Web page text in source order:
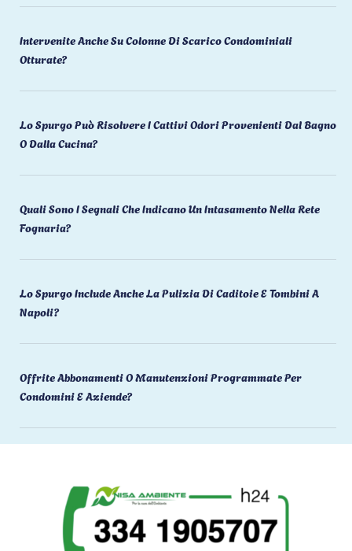
Intervenite Anche Su Colonne Di Scarico Condominiali
Otturate?
Lo Spurgo Può Risolvere I Cattivi Odori Provenienti Dal Bagno
O Dalla Cucina?
Quali Sono I Segnali Che Indicano Un Intasamento Nella Rete
Fognaria?
Lo Spurgo Include Anche La Pulizia Di Caditoie E Tombini A
Napoli?
Offrite Abbonamenti O Manutenzioni Programmate Per
Condomini E Aziende?